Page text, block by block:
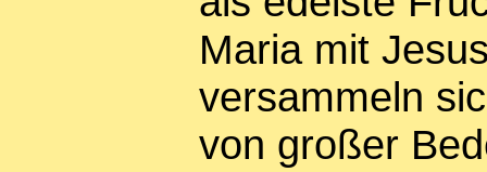
Maria mit
versammeln
von großer